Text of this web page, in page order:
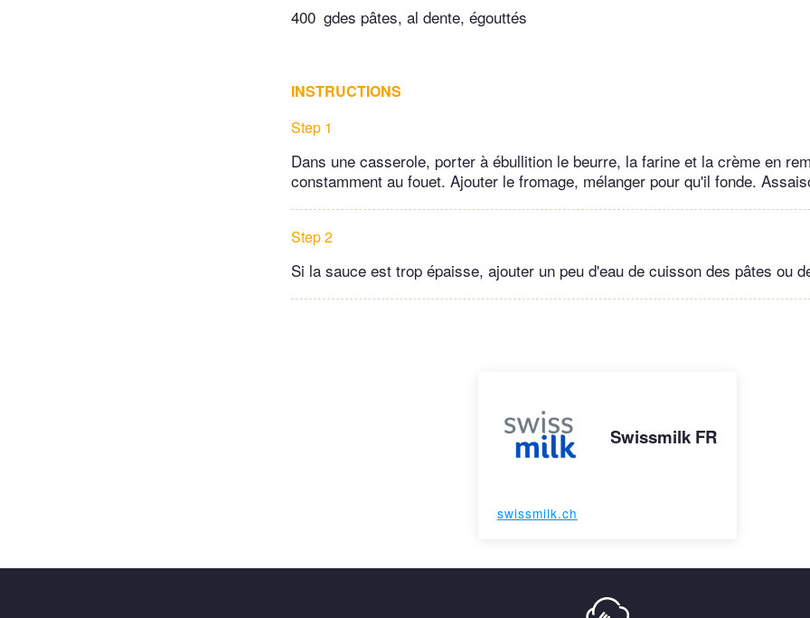
400 gdes pâtes, al dente, égouttés
INSTRUCTIONS
Step 1
Dans une casserole, porter à ébullition le beurre, la farine et la crème en
constamment au fouet. Ajouter le fromage, mélanger pour qu'il fonde.
Step 2
Si la sauce est trop épaisse, ajouter un peu d'eau de cuisson des pâtes ou
Swissmilk FR
swissmilk.ch